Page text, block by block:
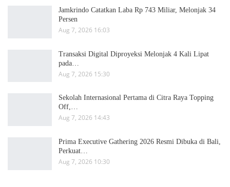
Jamkrindo Catatkan Laba Rp 743 Miliar, Melonjak 34
Persen
Aug 7, 2026 16:03
Transaksi Digital Diproyeksi Melonjak 4 Kali Lipat
pada…
Aug 7, 2026 15:30
Sekolah Internasional Pertama di Citra Raya Topping
Off,…
Aug 7, 2026 14:43
Prima Executive Gathering 2026 Resmi Dibuka di Bali,
Perkuat…
Aug 7, 2026 10:30